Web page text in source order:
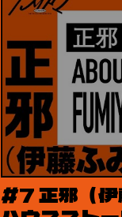
#7 正邪（伊